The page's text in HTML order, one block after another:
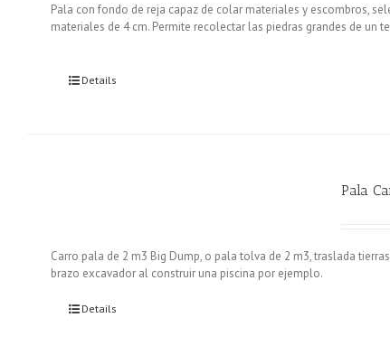
Pala con fondo de reja capaz de colar materiales y escombros,
materiales de 4 cm. Permite recolectar las piedras grandes de un
Details
Pala
Carro pala de 2 m3 Big Dump, o pala tolva de 2 m3, traslada
brazo excavador al construir una piscina por ejemplo.
Details